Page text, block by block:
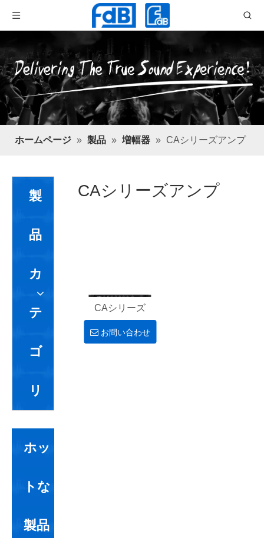
ホームページ » 製品 » 増幅器 » CAシリーズアンプ
製
品
カ
テ
ゴ
リ
ホッ
トな
製品
CAシリーズアンプ
CAシリーズ
お問い合わせ